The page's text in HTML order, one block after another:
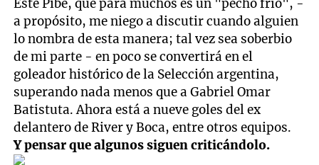
Este Pibe, que para muchos es un "pecho frío", -
a propósito, me niego a discutir cuando alguien
lo nombra de esta manera; tal vez sea soberbio
de mi parte - en poco se convertirá en el
goleador histórico de la Selección argentina,
superando nada menos que a Gabriel Omar
Batistuta. Ahora está a nueve goles del ex
delantero de River y Boca, entre otros equipos.
Y pensar que algunos siguen criticándolo.